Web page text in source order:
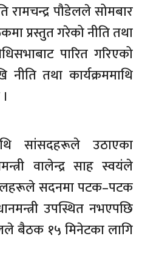
रामचन्द्र पौडेलले सोमबार
प्रस्तुत गरेको नीति तथा
पारित गरिएको
तथा कार्यक्रममाथि
सांसदहरूले उठाएका
वालेन्द्र साह स्वयंले
दलहरूले सदनमा पटक–पटक
उपस्थित नभएपछि
बैठक १५ मिनेटका लागि